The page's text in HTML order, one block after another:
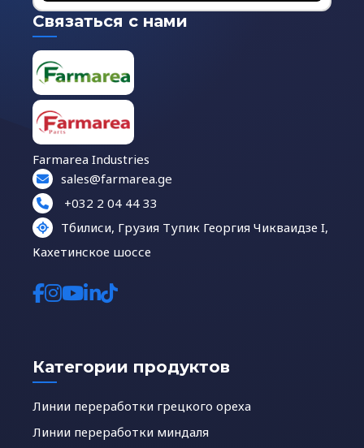
Связаться с нами
Farmarea Industries
sales@farmarea.ge
+032 2 04 44 33
Тбилиси, Грузия Тупик Георгия Чикваидзе I,
Кахетинское шоссе
Категории продуктов
Линии переработки грецкого ореха
Линии переработки миндаля